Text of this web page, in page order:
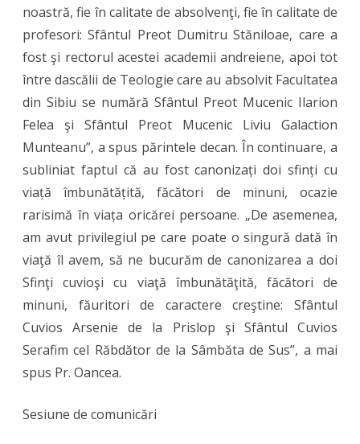
noastră, fie în calitate de absolvenţi, fie în calitate de
profesori: Sfântul Preot Dumitru Stăniloae, care a
fost şi rectorul acestei academii andreiene, apoi tot
între dascălii de Teologie care au absolvit Facultatea
din Sibiu se numără Sfântul Preot Mucenic Ilarion
Felea şi Sfântul Preot Mucenic Liviu Galaction
Munteanu”, a spus părintele decan. În continuare, a
subliniat faptul că au fost canonizați doi sfinți cu
viață îmbunătățită, făcători de minuni, ocazie
rarisimă în viața oricărei persoane. „De asemenea,
am avut privilegiul pe care poate o singură dată în
viaţă îl avem, să ne bucurăm de canonizarea a doi
Sfinţi cuvioşi cu viaţă îmbunătăţită, făcători de
minuni, făuritori de caractere creştine: Sfântul
Cuvios Arsenie de la Prislop şi Sfântul Cuvios
Serafim cel Răbdător de la Sâmbăta de Sus”, a mai
spus Pr. Oancea.
Sesiune de comunicări